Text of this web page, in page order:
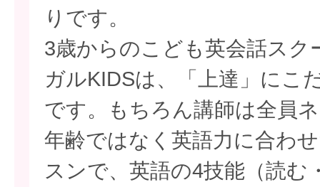
りです。
3歳からのこども英会話スク
ガルKIDSは、「上達」にこ
です。もちろん講師は全員
年齢ではなく英語力に合わ
スンで、英語の4技能（読む